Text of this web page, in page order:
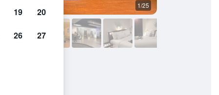
1/25
19 20
26 27